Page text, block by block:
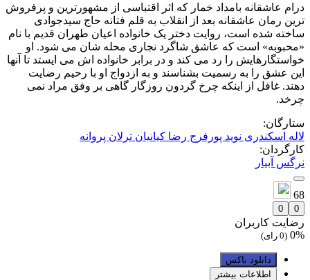
درام عاشقانه بامداد خمار که اثر اقتباسی از مشهورترین و پرفروش
ترین رمان عاشقانه بعد از انقلاب به قلم فتانه حاج سیدجوادی
ساخته شده است، روایت دختر یک خانواده اعیان طهران قدیم با نام
«محبوبه» است که عاشق شاگرد نجاری محله شان می شود. او
خواستگارهایش را رد می کند و در برابر خانواده اش می ایستد تا آنها
این عشق را به رسمیت بشناسند و به ازدواج او با رحیم رضایت
دهند. غافل از اینکه چرخ گردون روزگار گاهی بر وفق مراد نمی
چرخد.
ستارگان:
لاله اسکندری نوید پورفرج رضا کیانیان ترلان پروانه
کارگردان:
نرگس آبیار
68
0
0
رضایت کاربران
0% (0 رای)
دانلود باکس
اطلاعات بیشتر